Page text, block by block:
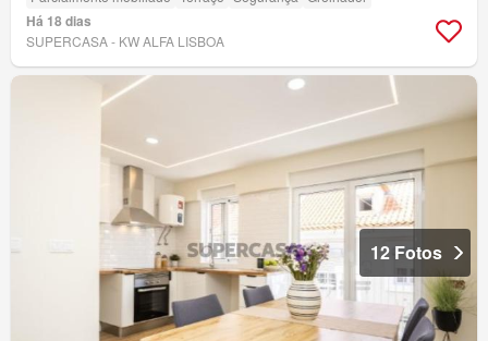
Há 18 dias
SUPERCASA - KW ALFA LISBOA
12 Fotos